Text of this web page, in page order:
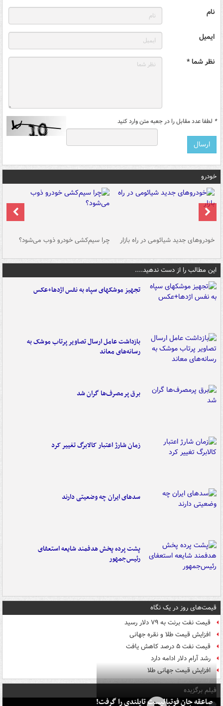
نام
ایمیل
نظر شما *
* لطفا عدد مقابل را در جعبه متن وارد کنید
خودرو
خودروهای جدید شیائومی در راه بازار چرا سیم‌کشی خودرو ذوب می‌شود؟
این مطالب را از دست ندهید....
تجهیز موشکهای سپاه به نفس اژدها+عکس
بازداشت عامل ارسال تصاویر پرتاب موشک به
رسانه‌های معاند
برق پرمصرف‌ها گران شد
زمان شارژ اعتبار کالابرگ تغییر کرد
سدهای ایران چه وضعیتی دارند
پشت پرده پخش هدفمند شایعه استعفای
رئیس‌جمهور
قیمت‌های روز در یک نگاه
قیمت نفت برنت به ۷۹ دلار رسید
افزایش قیمت طلا و نقره جهانی
قیمت نفت ۵ درصد کاهش یافت
رشد آرام دلار ادامه دارد
افزایش قیمت جهانی طلا
فیلم برگزیده
صاعقه جان فوتبالیست تایلندی را گرفت!